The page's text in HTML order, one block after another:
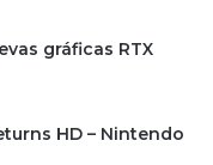
gráficas RTX
HD – Nintendo